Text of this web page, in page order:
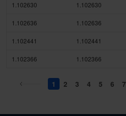
1.102630 1.102630
1.102636 1.102636
1.102441 1.102441
1.102366 1.102366
1 2 3 4 5 6 7